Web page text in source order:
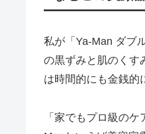
私が「Ya-Man ダブ
の黒ずみと肌のくす
は時間的にも金銭的
「家でもプロ級の